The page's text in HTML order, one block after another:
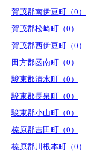
賀茂郡南伊豆町（0）
賀茂郡松崎町（0）
賀茂郡西伊豆町（0）
田方郡函南町（0）
駿東郡清水町（0）
駿東郡長泉町（0）
駿東郡小山町（0）
榛原郡吉田町（0）
榛原郡川根本町（0）